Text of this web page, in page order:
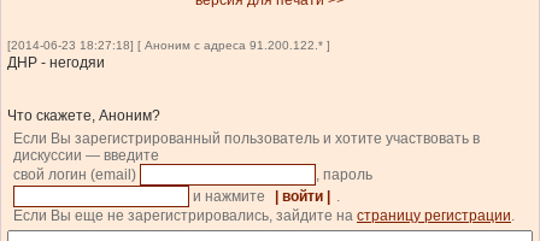
[2014-06-23 18:27:18] [ Аноним с адреса 91.200.122.* ]
ДНР - негодяи
Что скажете, Аноним?
Если Вы зарегистрированный пользователь и хотите участвовать в
дискуссии — введите
свой логин (email)
, пароль
и нажмите
| войти |
.
Если Вы еще не зарегистрировались, зайдите на страницу регистрации.